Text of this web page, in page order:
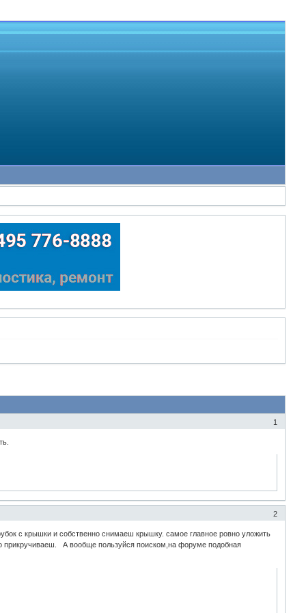
1
2
с крышки и собственно снимаеш крышку. самое главное ровно уложить
прикручиваеш. А вообще пользуйся поиском,на форуме подобная